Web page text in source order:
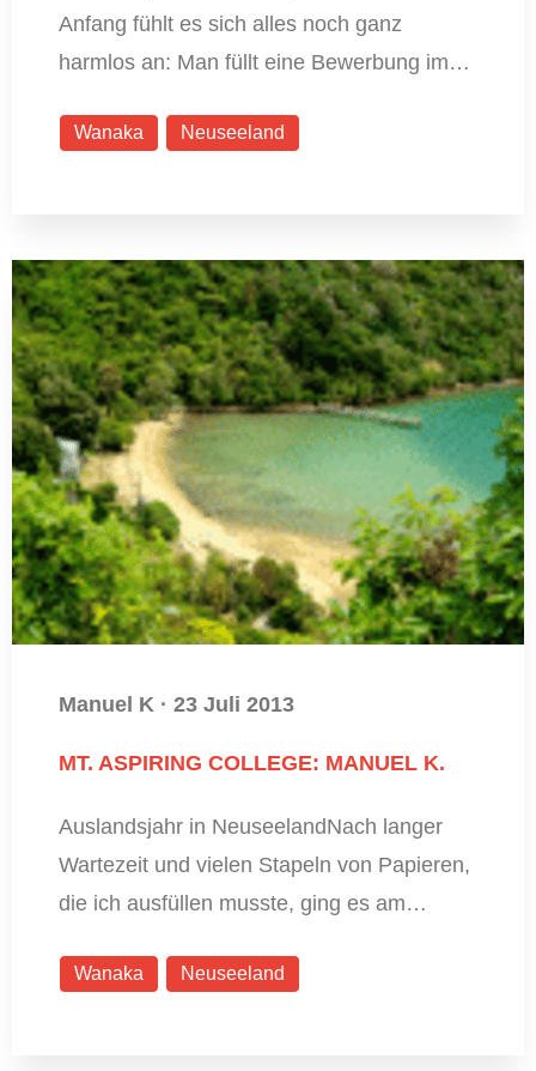
Anfang fühlt es sich alles noch ganz
harmlos an: Man füllt eine Bewerbung im…
Wanaka Neuseeland
Manuel K · 23 Juli 2013
MT. ASPIRING COLLEGE: MANUEL K.
Auslandsjahr in NeuseelandNach langer
Wartezeit und vielen Stapeln von Papieren,
die ich ausfüllen musste, ging es am…
Wanaka Neuseeland